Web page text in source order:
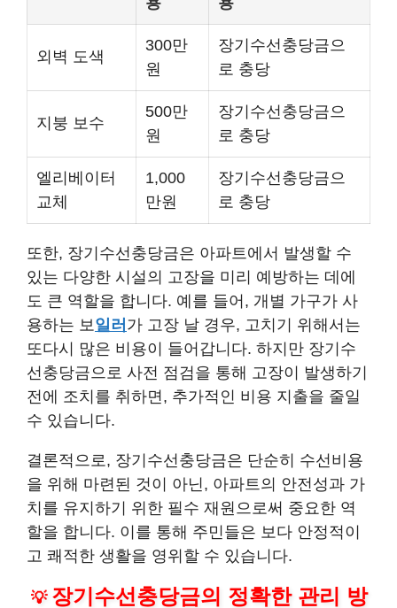
외벽 도색
300만
원
장기수선충당금으
로 충당
지붕 보수
500만
원
장기수선충당금으
로 충당
엘리베이터
교체
1,000
만원
장기수선충당금으
로 충당
또한, 장기수선충당금은 아파트에서 발생할 수
있는 다양한 시설의 고장을 미리 예방하는 데에
도 큰 역할을 합니다. 예를 들어, 개별 가구가 사
용하는 보일러 가 고장 날 경우, 고치기 위해서는
또다시 많은 비용이 들어갑니다. 하지만 장기수
선충당금으로 사전 점검을 통해 고장이 발생하기
전에 조치를 취하면, 추가적인 비용 지출을 줄일
수 있습니다.
결론적으로, 장기수선충당금은 단순히 수선비용
을 위해 마련된 것이 아닌, 아파트의 안전성과 가
치를 유지하기 위한 필수 재원으로써 중요한 역
할을 합니다. 이를 통해 주민들은 보다 안정적이
고 쾌적한 생활을 영위할 수 있습니다.
💡 장기수선충당금의 정확한 관리 방